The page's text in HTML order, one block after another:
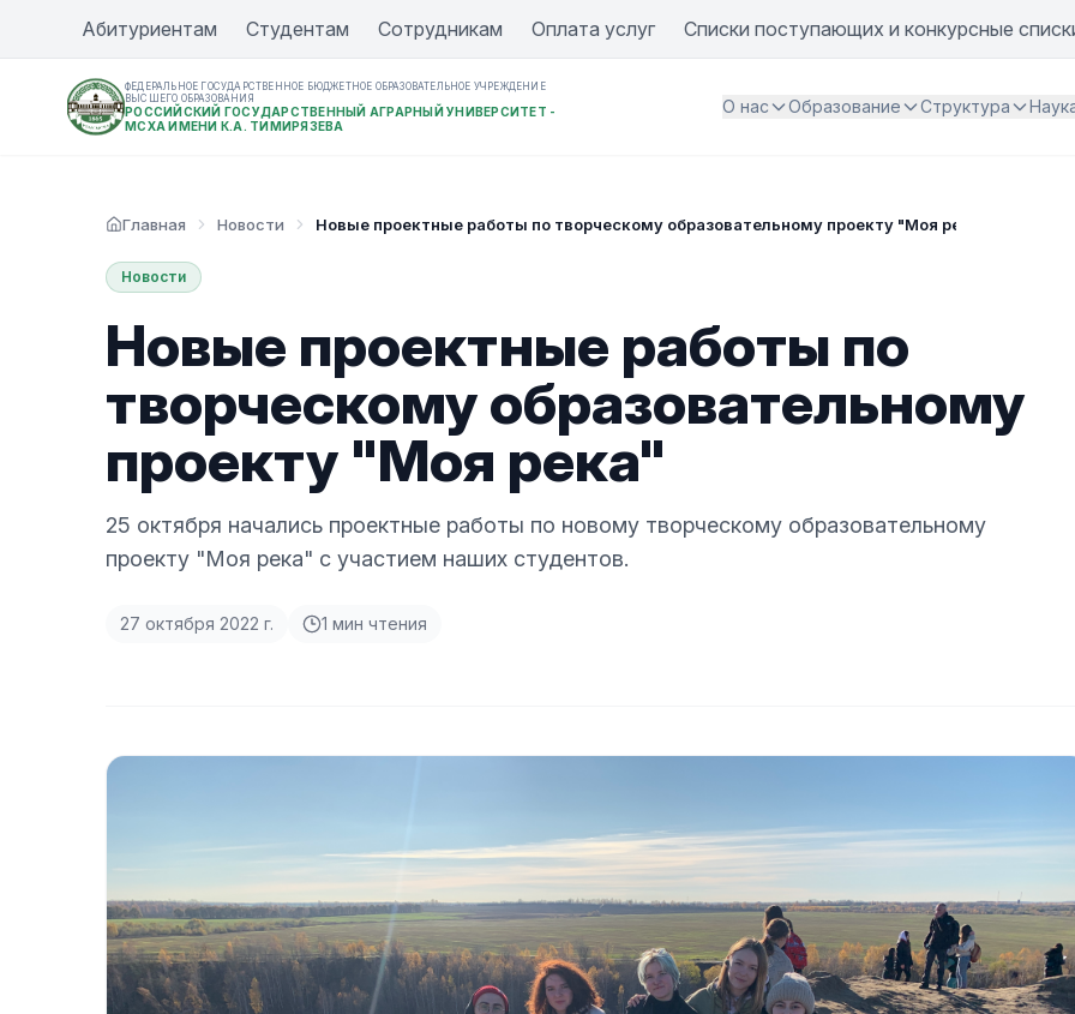
Абитуриентам Студентам Сотрудникам Оплата услуг Списки поступающих и конкурсные
ФЕДЕРАЛЬНОЕ ГОСУДАРСТВЕННОЕ БЮДЖЕТНОЕ ОБРАЗОВАТЕЛЬНОЕ УЧРЕЖДЕНИЕ
ВЫСШЕГО ОБРАЗОВАНИЯ
РОССИЙСКИЙ ГОСУДАРСТВЕННЫЙ АГРАРНЫЙ УНИВЕРСИТЕТ -
МСХА ИМЕНИ К.А. ТИМИРЯЗЕВА
О нас Образование Структура
Главная Новости Новые проектные работы по творческому образовательному проекту "Моя река"
Новости
Новые проектные работы по
творческому образовательному
проекту "Моя река"
25 октября начались проектные работы по новому творческому образовательному
проекту "Моя река" с участием наших студентов.
27 октября 2022 г. 1 мин чтения